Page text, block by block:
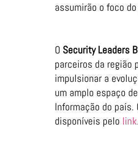
assumirão o foco
O Security Leaders
parceiros da região
impulsionar a
um amplo espaço
Informação do
disponíveis pelo link.